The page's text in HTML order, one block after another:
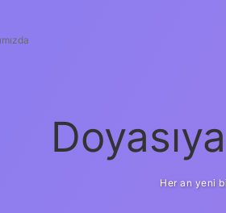
Her an yeni